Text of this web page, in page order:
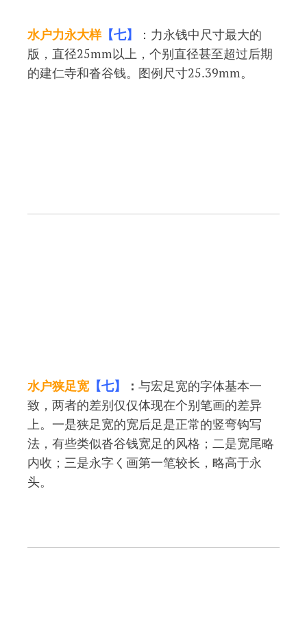
水户力永大样【七】
：力永钱中尺寸最大的
版，直径25mm以上，个别直径甚至超过后期
的建仁寺和沓谷钱。图例尺寸25.39mm。
水户狭足宽 【七】 ： 与宏足宽的字体基本一
致，两者的差别仅仅体现在个别笔画的差异
上。一是狭足宽的宽后足是正常的竖弯钩写
法，有些类似沓谷钱宽足的风格；二是宽尾略
内收；三是永字く画第一笔较长，略高于永
头。